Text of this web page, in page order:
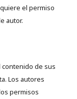
el permiso
autor.
de sus
Los autores
permisos